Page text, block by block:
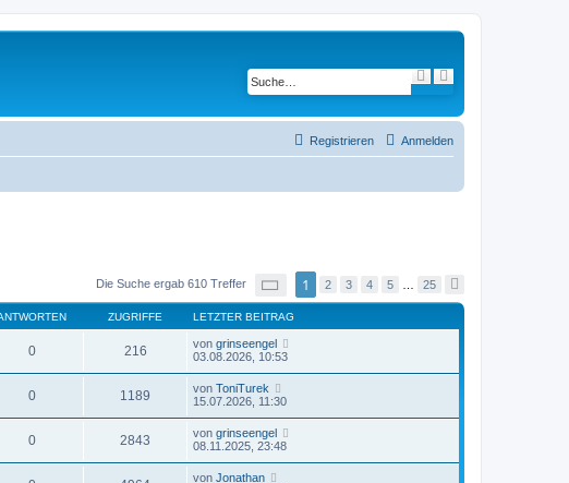
u
r
e
t
e
Anmelden
Registrieren
Die Suche ergab 610 Treffer
i
t
e
1
v
o
2
1 2 3 4 5 25
ZUGRIFFE LETZTER BEITRAG
0 216 von grinseengel
03.08.2026, 10:53
0 1189 von ToniTurek
15.07.2026, 11:30
0 2843 von grinseengel
08.11.2025, 23:48
von Jonathan